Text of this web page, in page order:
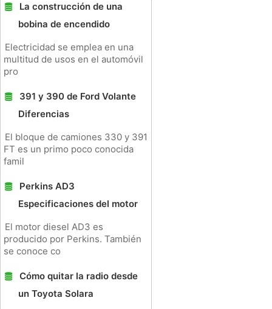
La construcción de una
bobina de encendido
Electricidad se emplea en una
multitud de usos en el automóvil
pro
391 y 390 de Ford Volante
Diferencias
El bloque de camiones 330 y 391
FT es un primo poco conocida
famil
Perkins AD3
Especificaciones del motor
El motor diesel AD3 es
producido por Perkins. También
se conoce co
Cómo quitar la radio desde
un Toyota Solara